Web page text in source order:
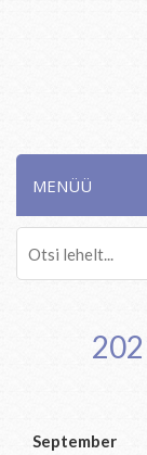
MENÜÜ
September